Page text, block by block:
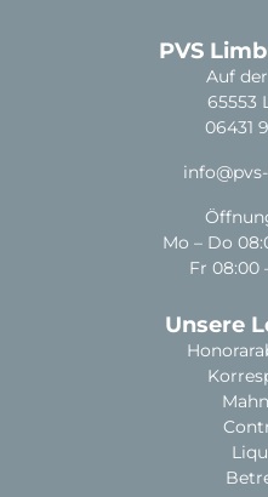
PVS
Auf
65553
06431
Mo – Do
Fr 08:00
Unsere